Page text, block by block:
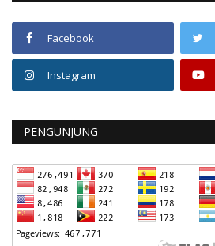
Facebook
Instagram
PENGUNJUNG